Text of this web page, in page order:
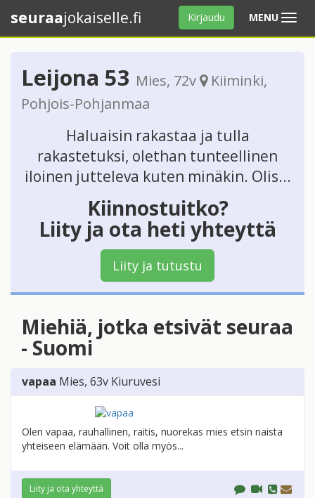
MENU Avaa
valikko
seuraajokaiselle.fi Kirjaudu
Leijona 53 Mies, 72v Kiiminki,
Pohjois-Pohjanmaa
Haluaisin rakastaa ja tulla
rakastetuksi, olethan tunteellinen
iloinen jutteleva kuten minäkin. Olis...
Kiinnostuitko?
Liity ja ota heti yhteyttä
Liity ja tutustu
Miehiä, jotka etsivät seuraa
- Suomi
vapaa Mies, 63v Kiuruvesi
Olen vapaa, rauhallinen, raitis, nuorekas mies etsin naista
yhteiseen elämään. Voit olla myös...
Liity ja ota yhteyttä